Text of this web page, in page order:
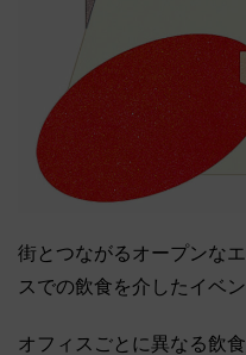
街とつながるオープンな
スでの飲食を介したイベン
オフィスごとに異なる飲